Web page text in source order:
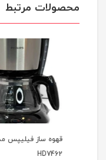
محصولات مرتبط
قهوه ساز فیلیپس مدل
HD7462